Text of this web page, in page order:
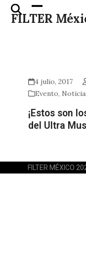
Skip
FILTER
Open
mobile
Close
mobile
4 julio, 2017
Evento,
¡Estos son
del Ultra
FILTER MÉXICO